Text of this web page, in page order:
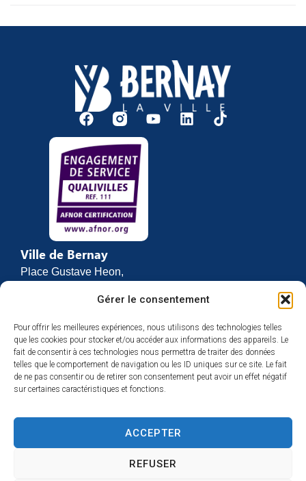
Gérer le consentement
Pour offrir les meilleures expériences, nous utilisons des technologies telles
que les cookies pour stocker et/ou accéder aux informations des appareils. Le
fait de consentir à ces technologies nous permettra de traiter des données
telles que le comportement de navigation ou les ID uniques sur ce site. Le fait
de ne pas consentir ou de retirer son consentement peut avoir un effet négatif
sur certaines caractéristiques et fonctions.
ACCEPTER
REFUSER
Ville de Bernay
Place Gustave Heon,
27307 BERNAY
02 32 46 63 00
Contact
Horaires d’ouverture
Du lundi au vendredi :
et de 13h30 à 17h